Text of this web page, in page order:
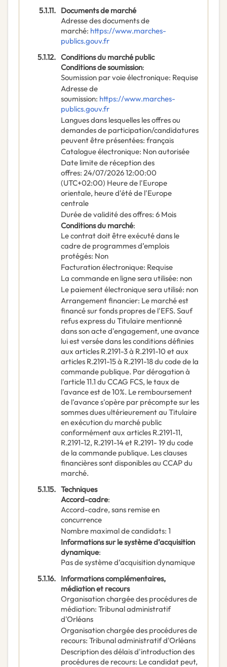
5.1.11. Documents de marché
Adresse des documents de
marché: https://www.marches-
publics.gouv.fr
5.1.12. Conditions du marché public
Conditions de soumission:
Soumission par voie électronique: Requise
Adresse de
soumission: https://www.marches-
publics.gouv.fr
Langues dans lesquelles les offres ou
demandes de participation/candidatures
peuvent être présentées: français
Catalogue électronique: Non autorisée
Date limite de réception des
offres: 24/07/202612:00:00
(UTC+02:00) Heure de l'Europe
orientale, heure d'été de l'Europe
centrale
Durée de validité des offres: 6 Mois
Conditions du marché:
Le contrat doit être exécuté dans le
cadre de programmes d’emplois
protégés: Non
Facturation électronique: Requise
La commande en ligne sera utilisée: non
Le paiement électronique sera utilisé: non
Arrangement financier: Le marché est
financé sur fonds propres de l'EFS. Sauf
refus express du Titulaire mentionné
dans son acte d'engagement, une avance
lui est versée dans les conditions définies
aux articles R.2191-3 à R.2191-10 et aux
articles R.2191-15 à R.2191-18 du code de la
commande publique. Par dérogation à
l'article 11.1 du CCAG FCS, le taux de
l'avance est de 10%. Le remboursement
de l'avance s'opère par précompte sur les
sommes dues ultérieurement au Titulaire
en exécution du marché public
conformément aux articles R.2191-11,
R.2191-12, R.2191-14 et R.2191- 19 du code
de la commande publique. Les clauses
financières sont disponibles au CCAP du
marché.
5.1.15. Techniques
Accord-cadre:
Accord-cadre, sans remise en
concurrence
Nombre maximal de candidats: 1
Informations sur le système d’acquisition
dynamique:
Pas de système d’acquisition dynamique
5.1.16. Informations complémentaires,
médiation et recours
Organisation chargée des procédures de
médiation: Tribunal administratif
d'Orléans
Organisation chargée des procédures de
recours: Tribunal administratif d'Orléans
Description des délais d'introduction des
procédures de recours: Le candidat peut,